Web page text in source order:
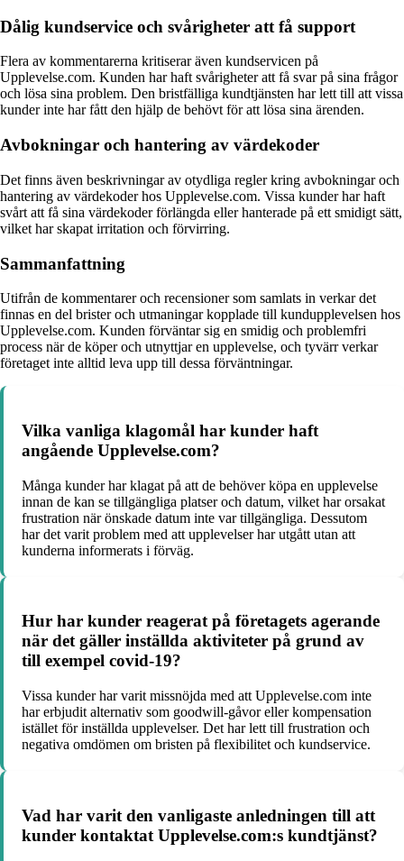
Dålig kundservice och svårigheter att få support
Flera av kommentarerna kritiserar även kundservicen på
Upplevelse.com. Kunden har haft svårigheter att få svar på sina frågor
och lösa sina problem. Den bristfälliga kundtjänsten har lett till att vissa
kunder inte har fått den hjälp de behövt för att lösa sina ärenden.
Avbokningar och hantering av värdekoder
Det finns även beskrivningar av otydliga regler kring avbokningar och
hantering av värdekoder hos Upplevelse.com. Vissa kunder har haft
svårt att få sina värdekoder förlängda eller hanterade på ett smidigt sätt,
vilket har skapat irritation och förvirring.
Sammanfattning
Utifrån de kommentarer och recensioner som samlats in verkar det
finnas en del brister och utmaningar kopplade till kundupplevelsen hos
Upplevelse.com. Kunden förväntar sig en smidig och problemfri
process när de köper och utnyttjar en upplevelse, och tyvärr verkar
företaget inte alltid leva upp till dessa förväntningar.
Vilka vanliga klagomål har kunder haft
angående Upplevelse.com?
Många kunder har klagat på att de behöver köpa en upplevelse
innan de kan se tillgängliga platser och datum, vilket har orsakat
frustration när önskade datum inte var tillgängliga. Dessutom
har det varit problem med att upplevelser har utgått utan att
kunderna informerats i förväg.
Hur har kunder reagerat på företagets agerande
när det gäller inställda aktiviteter på grund av
till exempel covid-19?
Vissa kunder har varit missnöjda med att Upplevelse.com inte
har erbjudit alternativ som goodwill-gåvor eller kompensation
istället för inställda upplevelser. Det har lett till frustration och
negativa omdömen om bristen på flexibilitet och kundservice.
Vad har varit den vanligaste anledningen till att
kunder kontaktat Upplevelse.com:s kundtjänst?